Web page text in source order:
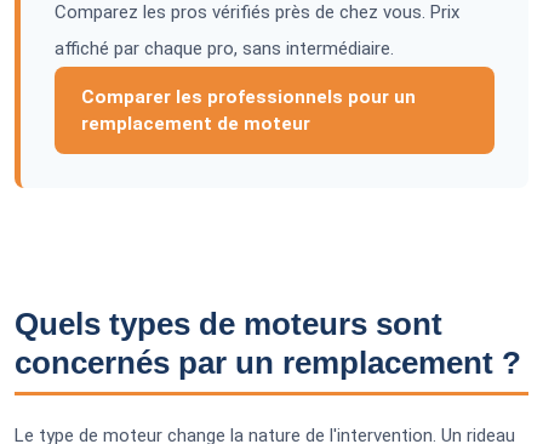
Comparez les pros vérifiés près de chez vous. Prix
affiché par chaque pro, sans intermédiaire.
Comparer les professionnels pour un
remplacement de moteur
Quels types de moteurs sont
concernés par un remplacement ?
Le type de moteur change la nature de l'intervention. Un rideau